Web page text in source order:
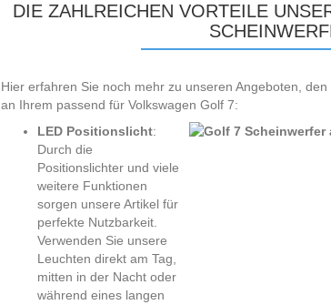
DIE ZAHLREICHEN VORTEILE
Hier erfahren Sie noch mehr zu unseren Angeboten,
an Ihrem passend für Volkswagen Golf 7:
LED Positionslicht:
Durch die
Positionslichter und viele
weitere Funktionen
sorgen unsere Artikel für
perfekte Nutzbarkeit.
Verwenden Sie unsere
Leuchten direkt am Tag,
mitten in der Nacht oder
während eines langen